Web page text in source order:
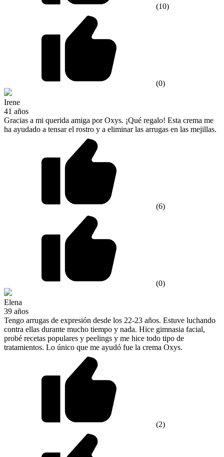
(10)
(0)
Irene
41 años
Gracias a mi querida amiga por Oxys. ¡Qué regalo! Esta crema me
ha ayudado a tensar el rostro y a eliminar las arrugas en las mejillas.
(6)
(0)
Elena
39 años
Tengo arrugas de expresión desde los 22-23 años. Estuve luchando
contra ellas durante mucho tiempo y nada. Hice gimnasia facial,
probé recetas populares y peelings y me hice todo tipo de
tratamientos. Lo único que me ayudó fue la crema Oxys.
(2)